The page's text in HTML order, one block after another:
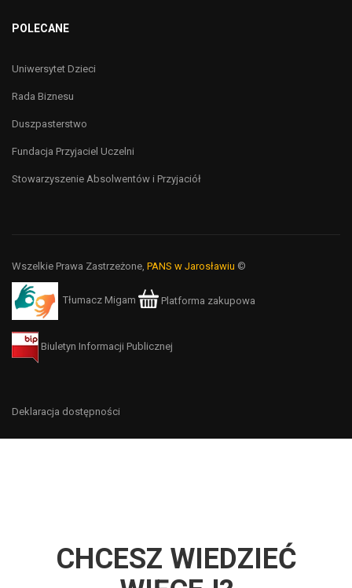
POLECANE
Uniwersytet Dzieci
Rada Biznesu
Duszpasterstwo
Fundacja Przyjaciel Uczelni
Stowarzyszenie Absolwentów i Przyjaciół
Wszelkie Prawa Zastrzeżone, PANS w Jarosławiu ©
Tłumacz Migam Platforma zakupowa
Biuletyn Informacji Publicznej
Deklaracja dostępności
CHCESZ WIEDZIEĆ